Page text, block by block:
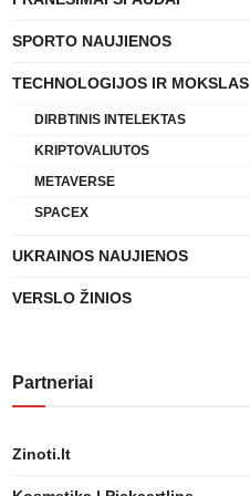
SPORTO NAUJIENOS
TECHNOLOGIJOS IR MOKSLAS
DIRBTINIS INTELEKTAS
KRIPTOVALIUTOS
METAVERSE
SPACEX
UKRAINOS NAUJIENOS
VERSLO ŽINIOS
Partneriai
Zinoti.lt